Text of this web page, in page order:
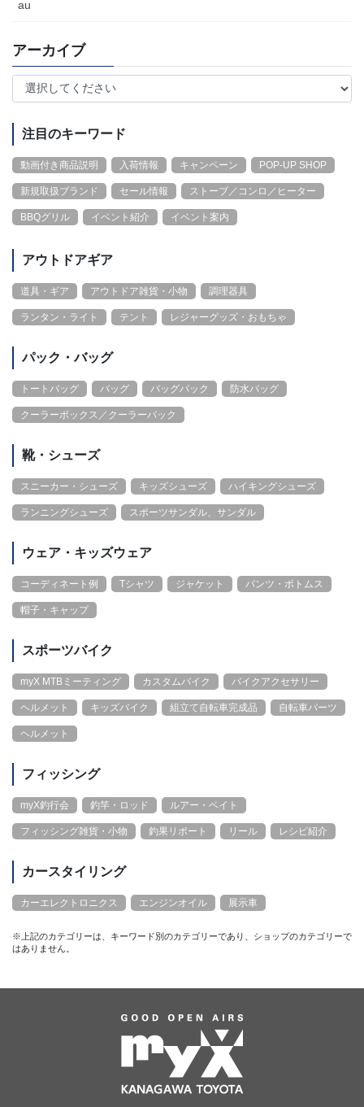
au
アーカイブ
注目のキーワード
動画付き商品説明 入荷情報 キャンペーン POP-UP SHOP
新規取扱ブランド セール情報 ストーブ／コンロ／ヒーター
BBQグリル イベント紹介 イベント案内
アウトドアギア
道具・ギア アウトドア雑貨・小物 調理器具
ランタン・ライト テント レジャーグッズ・おもちゃ
パック・バッグ
トートバッグ バッグ バッグパック 防水バッグ
クーラーボックス／クーラーバック
靴・シューズ
スニーカー・シューズ キッズシューズ ハイキングシューズ
ランニングシューズ スポーツサンダル、サンダル
ウェア・キッズウェア
コーディネート例 Tシャツ ジャケット パンツ・ボトムス
帽子・キャップ
スポーツバイク
myX MTBミーティング カスタムバイク バイクアクセサリー
ヘルメット キッズバイク 組立て自転車完成品 自転車パーツ
ヘルメット
フィッシング
myX釣行会 釣竿・ロッド ルアー・ベイト
フィッシング雑貨・小物 釣果リポート リール レシピ紹介
カースタイリング
カーエレクトロニクス エンジンオイル 展示車
※上記のカテゴリーは、キーワード別のカテゴリーであり、ショップのカテゴリーで
はありません。